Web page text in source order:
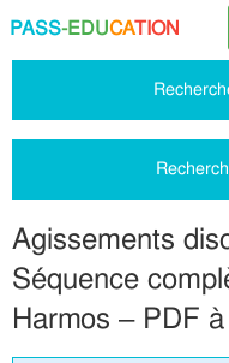
PASS-EDUCATION
Agissements
Séquence
Harmos – PDF